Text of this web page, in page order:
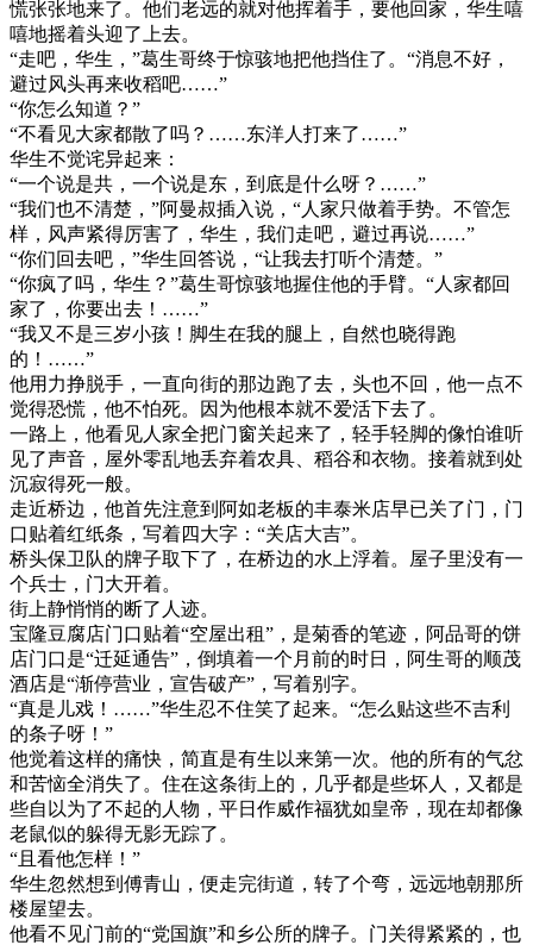
慌张张地来了。他们老远的就对他挥着手，要他回家，华生嘻
嘻地摇着头迎了上去。
“走吧，华生，”葛生哥终于惊骇地把他挡住了。“消息不好，
避过风头再来收稻吧……”
“你怎么知道？”
“不看见大家都散了吗？……东洋人打来了……”
华生不觉诧异起来：
“一个说是共，一个说是东，到底是什么呀？……”
“我们也不清楚，”阿曼叔插入说，“人家只做着手势。不管怎
样，风声紧得厉害了，华生，我们走吧，避过再说……”
“你们回去吧，”华生回答说，“让我去打听个清楚。”
“你疯了吗，华生？”葛生哥惊骇地握住他的手臂。“人家都回
家了，你要出去！……”
“我又不是三岁小孩！脚生在我的腿上，自然也晓得跑
的！……”
他用力挣脱手，一直向街的那边跑了去，头也不回，他一点不
觉得恐慌，他不怕死。因为他根本就不爱活下去了。
一路上，他看见人家全把门窗关起来了，轻手轻脚的像怕谁听
见了声音，屋外零乱地丢弃着农具、稻谷和衣物。接着就到处
沉寂得死一般。
走近桥边，他首先注意到阿如老板的丰泰米店早已关了门，门
口贴着红纸条，写着四大字：“关店大吉”。
桥头保卫队的牌子取下了，在桥边的水上浮着。屋子里没有一
个兵士，门大开着。
街上静悄悄的断了人迹。
宝隆豆腐店门口贴着“空屋出租”，是菊香的笔迹，阿品哥的饼
店门口是“迁延通告”，倒填着一个月前的时日，阿生哥的顺茂
酒店是“渐停营业，宣告破产”，写着别字。
“真是儿戏！……”华生忍不住笑了起来。“怎么贴这些不吉利
的条子呀！”
他觉着这样的痛快，简直是有生以来第一次。他的所有的气忿
和苦恼全消失了。住在这条街上的，几乎都是些坏人，又都是
些自以为了不起的人物，平日作威作福犹如皇帝，现在却都像
老鼠似的躲得无影无踪了。
“且看他怎样！”
华生忽然想到傅青山，便走完街道，转了个弯，远远地朝那所
楼屋望去。
他看不见门前的“党国旗”和乡公所的牌子。门关得紧紧的，也